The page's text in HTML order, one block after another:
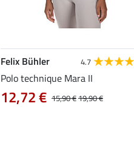
Felix Bühler 4.7
Polo technique Mara II
15,90 €19,90 €
12,72 €